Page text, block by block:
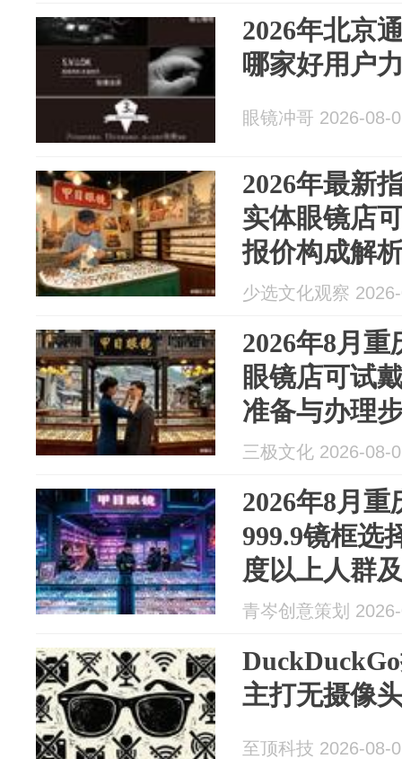
2026年北京
哪家好用户
眼镜冲哥 2026-08-
2026年最新
实体眼镜店
报价构成解
选择策略
少选文化观察
2026年8月
眼镜店可试
准备与办理
三极文化 2026-08-
2026年8月
999.9镜框选
度以上人群
青岑创意策划
主打无摄像
至顶科技 2026-08-